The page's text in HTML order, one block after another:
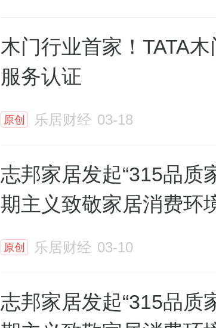
木门行业首家！TATA
服务认证
原创 乐居财经 03-18
志邦家居发起“315品质
期主义致敬家居消费环
原创 乐居财经 03-10
志邦家居发起“315品质